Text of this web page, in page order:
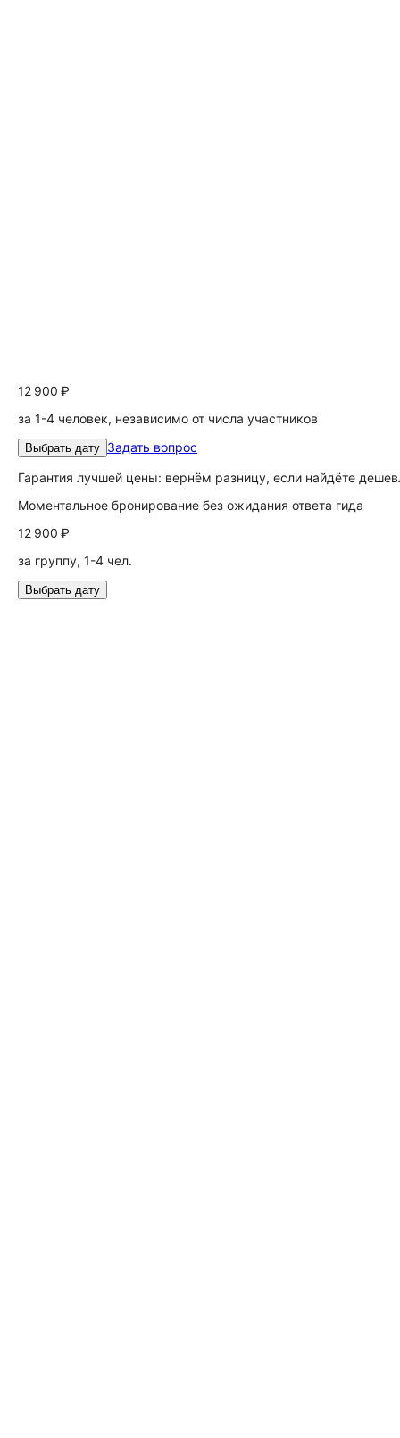
12 900 ₽
за 1-4 человек, независимо от числа участников
Выбрать дату Задать вопрос
Гарантия лучшей цены: вернём разницу, если найдёте
Моментальное бронирование без ожидания ответа гида
12 900 ₽
за группу, 1-4 чел.
Выбрать дату